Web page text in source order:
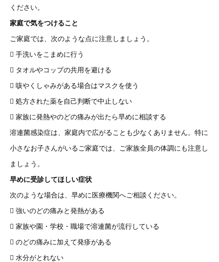
ください。
家庭で気をつけること
ご家庭では、次のような点に注意しましょう。
 手洗いをこまめに行う
 タオルやコップの共用を避ける
 咳やくしゃみがある場合はマスクを使う
 処方された薬を自己判断で中止しない
 家族に発熱やのどの痛みが出たら早めに相談する
溶連菌感染症は、家庭内で広がることも少なくありません。特に
小さなお子さんがいるご家庭では、ご家族全員の体調にも注意し
ましょう。
早めに受診してほしい症状
次のような場合は、早めに医療機関へご相談ください。
 強いのどの痛みと発熱がある
 家族や園・学校・職場で溶連菌が流行している
 のどの痛みに加えて発疹がある
 水分がとれない